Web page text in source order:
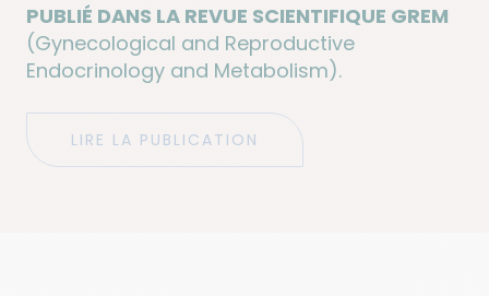
PUBLIÉ DANS LA REVUE SCIENTIFIQUE GREM
(Gynecological and Reproductive
Endocrinology and Metabolism).
LIRE LA PUBLICATION